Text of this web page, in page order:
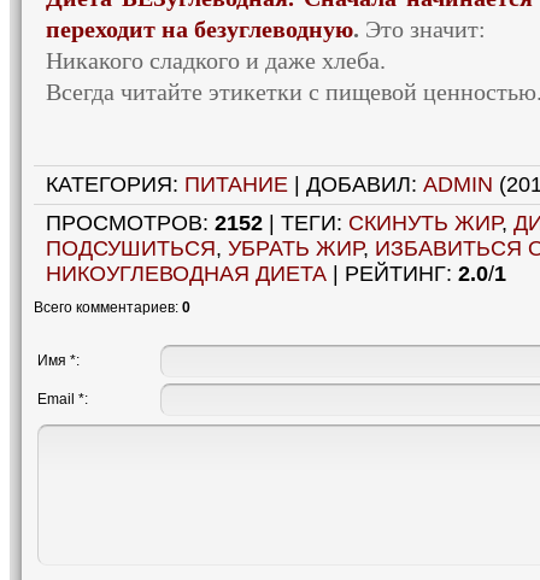
переходит на безуглеводную. Это значит:
Никакого сладкого и даже хлеба.
Всегда читайте этикетки с пищевой
КАТЕГОРИЯ: ПИТАНИЕ ДОБАВИЛ: ADMIN
ПРОСМОТРОВ: 2152 ТЕГИ: СКИНУТЬ ЖИР,
ПОДСУШИТЬСЯ, УБРАТЬ ЖИР, ИЗБАВИТЬСЯ
НИКОУГЛЕВОДНАЯ ДИЕТА
РЕЙТИНГ: 2.0/1
Всего комментариев: 0
Имя *:
Email *: